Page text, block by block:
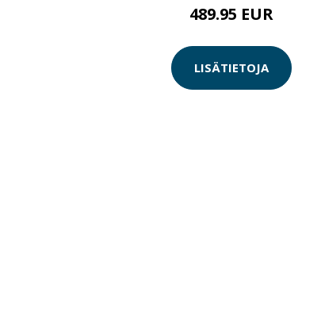
489.95 EUR
LISÄTIETOJA